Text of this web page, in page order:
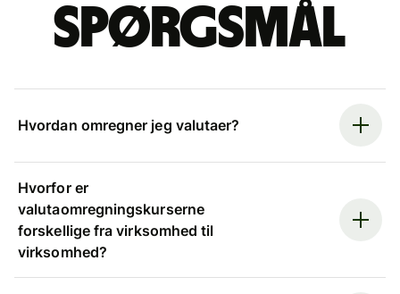
spørgsmål
Hvordan omregner jeg valutaer?
Hvorfor er
valutaomregningskurserne
forskellige fra virksomhed til
virksomhed?